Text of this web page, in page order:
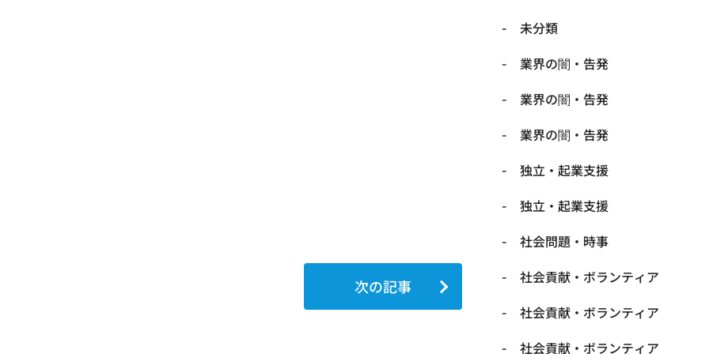
次の記事
未分類
業界の闇・告発
業界の闇・告発
業界の闇・告発
独立・起業支援
独立・起業支援
社会問題・時事
社会貢献・ボランティア
社会貢献・ボランティア
社会貢献・ボランティア